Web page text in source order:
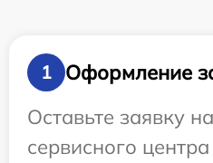
1
Оформление
Оставьте заявку
сервисного